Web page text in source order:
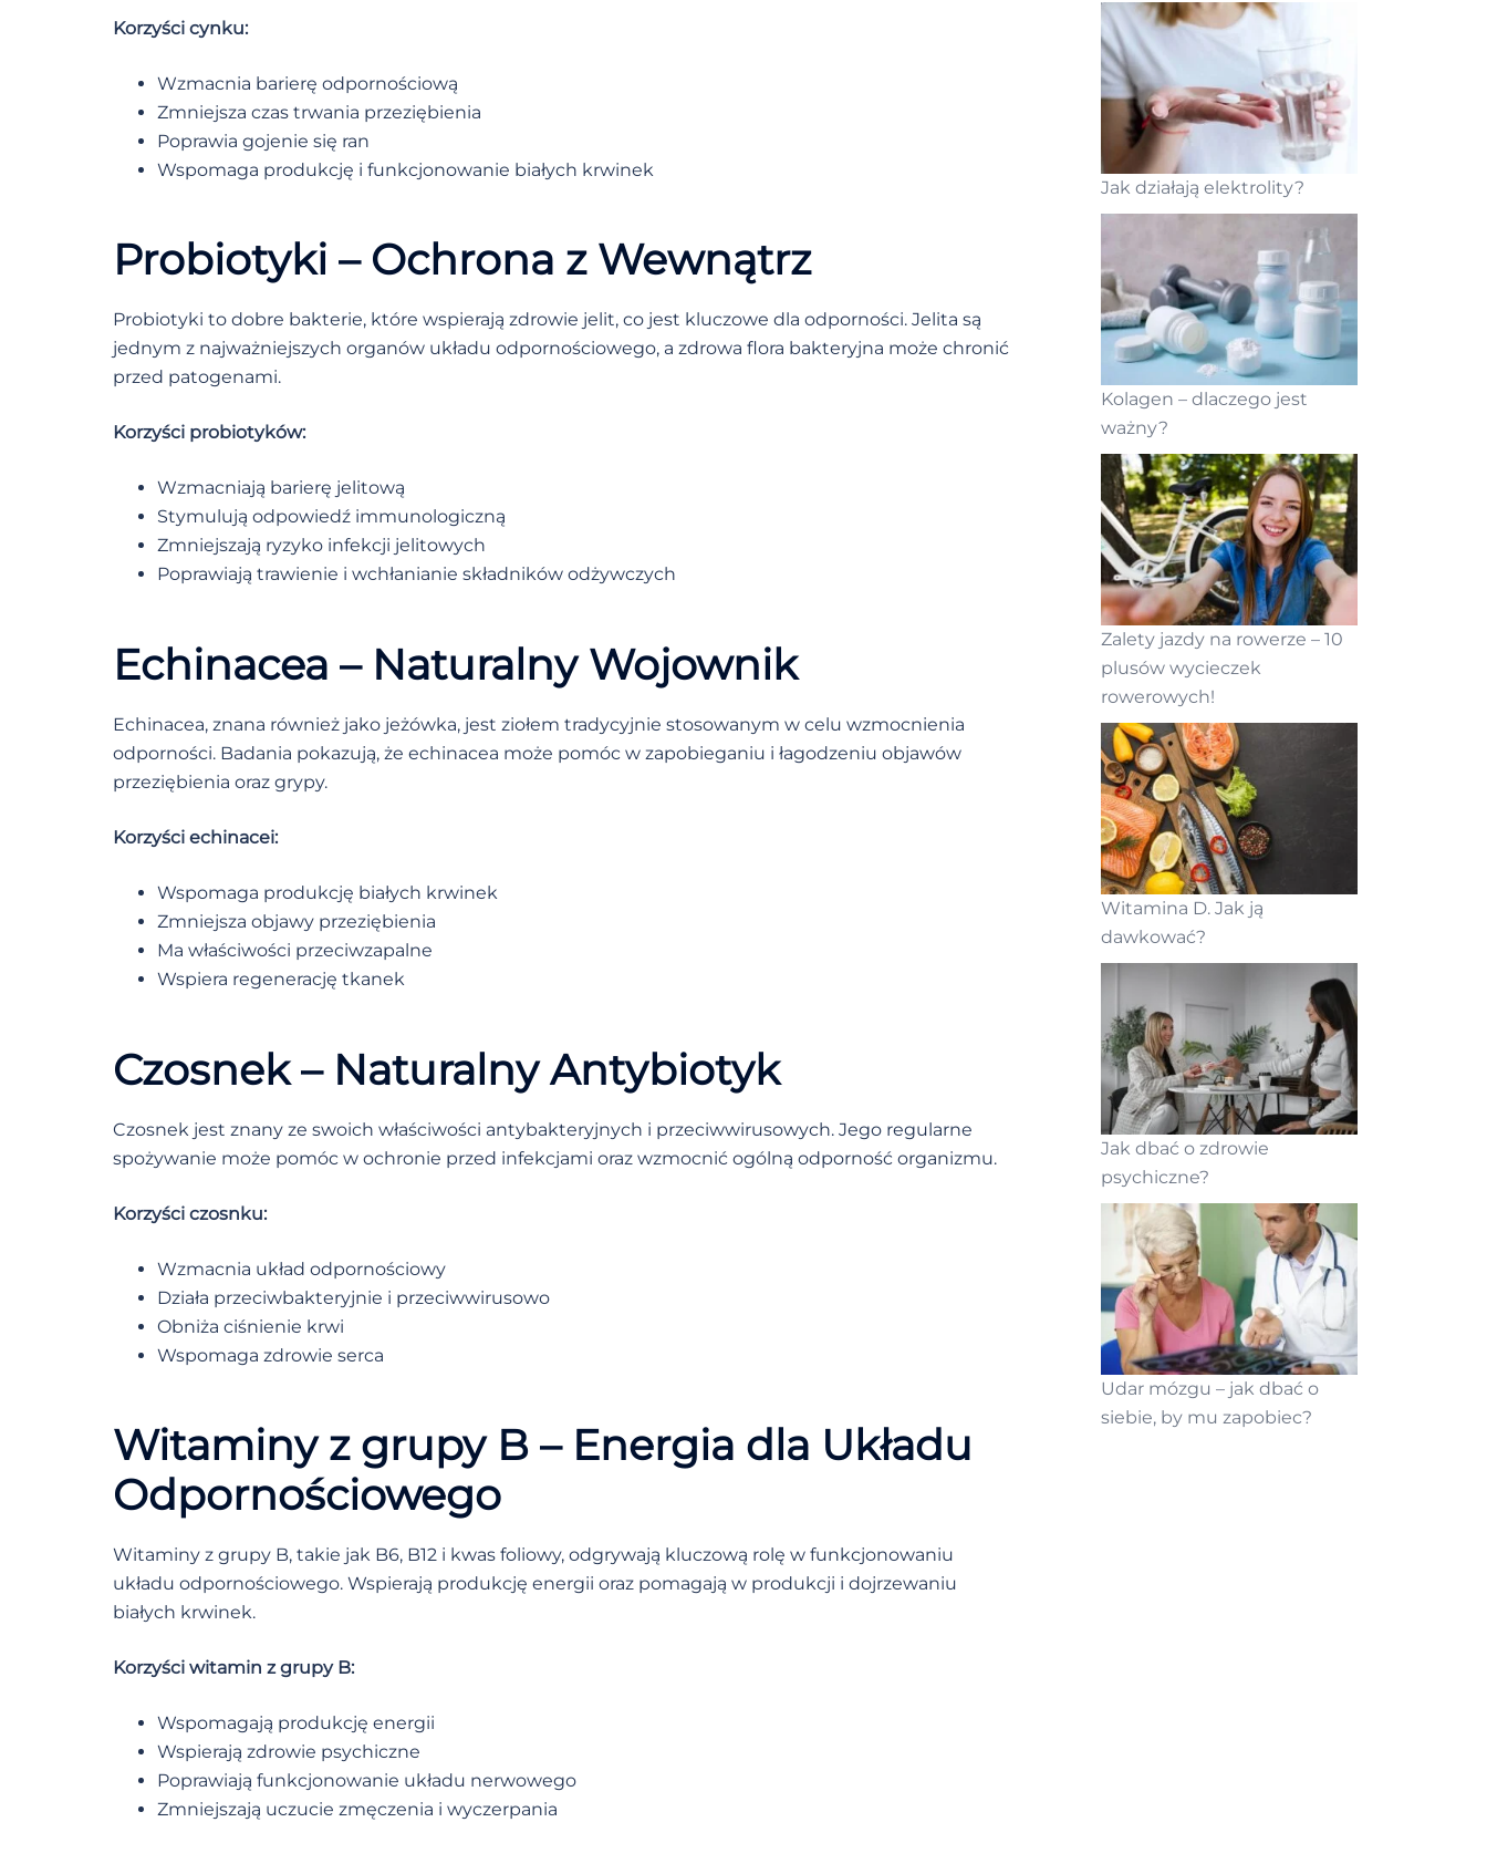
Korzyści cynku:
Wzmacnia barierę odpornościową
Zmniejsza czas trwania przeziębienia
Poprawia gojenie się ran
Wspomaga produkcję i funkcjonowanie białych krwinek
Probiotyki – Ochrona z Wewnątrz
Probiotyki to dobre bakterie, które wspierają zdrowie jelit, co jest kluczowe dla odporności. Jelita są
jednym z najważniejszych organów układu odpornościowego, a zdrowa flora bakteryjna może chronić
przed patogenami.
Korzyści probiotyków:
Wzmacniają barierę jelitową
Stymulują odpowiedź immunologiczną
Zmniejszają ryzyko infekcji jelitowych
Poprawiają trawienie i wchłanianie składników odżywczych
Echinacea – Naturalny Wojownik
Echinacea, znana również jako jeżówka, jest ziołem tradycyjnie stosowanym w celu wzmocnienia
odporności. Badania pokazują, że echinacea może pomóc w zapobieganiu i łagodzeniu objawów
przeziębienia oraz grypy.
Korzyści echinacei:
Wspomaga produkcję białych krwinek
Zmniejsza objawy przeziębienia
Ma właściwości przeciwzapalne
Wspiera regenerację tkanek
Czosnek – Naturalny Antybiotyk
Czosnek jest znany ze swoich właściwości antybakteryjnych i przeciwwirusowych. Jego regularne
spożywanie może pomóc w ochronie przed infekcjami oraz wzmocnić ogólną odporność organizmu.
Korzyści czosnku:
Wzmacnia układ odpornościowy
Działa przeciwbakteryjnie i przeciwwirusowo
Obniża ciśnienie krwi
Wspomaga zdrowie serca
Witaminy z grupy B – Energia dla Układu
Odpornościowego
Witaminy z grupy B, takie jak B6, B12 i kwas foliowy, odgrywają kluczową rolę w funkcjonowaniu
układu odpornościowego. Wspierają produkcję energii oraz pomagają w produkcji i dojrzewaniu
białych krwinek.
Korzyści witamin z grupy B:
Wspomagają produkcję energii
Wspierają zdrowie psychiczne
Poprawiają funkcjonowanie układu nerwowego
Zmniejszają uczucie zmęczenia i wyczerpania
Jak działają elektrolity?
Kolagen – dlaczego jest
ważny?
Zalety jazdy na rowerze – 10
plusów wycieczek
rowerowych!
Witamina D. Jak ją
dawkować?
Jak dbać o zdrowie
psychiczne?
Udar mózgu – jak dbać o
siebie, by mu zapobiec?